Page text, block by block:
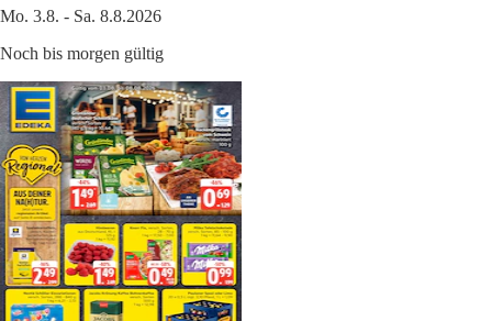
Mo. 3.8. - Sa. 8.8.2026
Noch bis morgen gültig